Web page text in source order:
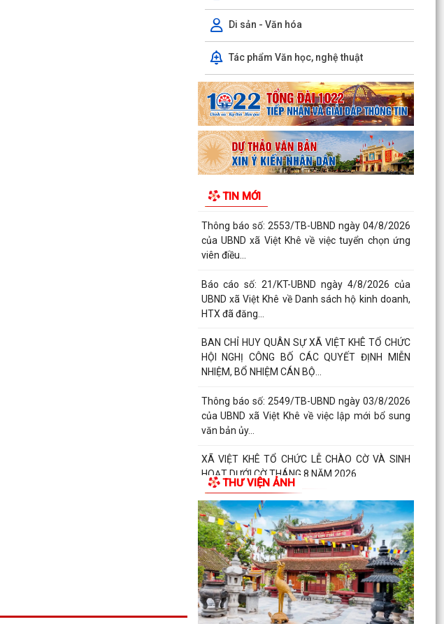
Di sản - Văn hóa
Tác phẩm Văn học, nghệ thuật
TIN MỚI
TRUYỀN PHỔ BIẾN PHÁP LUẬT VỀ TRẬT TỰ AN
TOÀN GIAO THÔNG VÀ TRAO...
Thông báo số: 159/TB-TTPVHCC ngày
4/8/2026 của UBND xã Việt Khê Niêm yết về việc
Bãi bỏ một số...
Kế hoạch số 105-KH-ĐU ngày 25/5/2026 của
Đảng ủy xã Việt Khê về việc tuyên truyền thực
hiện Chỉ thị...
Thông báo số: 158/TB-TTPVHCC ngày
Bãi bỏ một số...
Thông báo số: 2553/TB-UBND ngày 04/8/2026
của UBND xã Việt Khê về việc tuyển chọn ứng
viên điều...
Báo cáo số: 21/KT-UBND ngày 4/8/2026 của
UBND xã Việt Khê về Danh sách hộ kinh doanh,
HTX đã đăng...
BAN CHỈ HUY QUÂN SỰ XÃ VIỆT KHÊ TỔ CHỨC
HỘI NGHỊ CÔNG BỐ CÁC QUYẾT ĐỊNH MIỄN
NHIỆM, BỔ NHIỆM CÁN BỘ...
Thông báo số: 2549/TB-UBND ngày 03/8/2026
của UBND xã Việt Khê về việc lập mới bổ sung
văn bản ủy...
XÃ VIỆT KHÊ TỔ CHỨC LỄ CHÀO CỜ VÀ SINH
HOẠT DƯỚI CỜ THÁNG 8 NĂM 2026
Báo cáo số 330/BC-UBND ngày 3/8/2026 của
UBND xã Việt Khê Kết quả thực hiện nội dung
Thông báo số...
Hội Nông dân xã Việt Khê phối hợp với Công ty
Cổ phần Tư Nông nghiệp và Xây dựng Hải
Phong tổ chức...
XÃ VIỆTKHÊ, THÀNH PHỐ HẢI PHÒNG: BẾ MẠC
THƯ VIỆN ẢNH